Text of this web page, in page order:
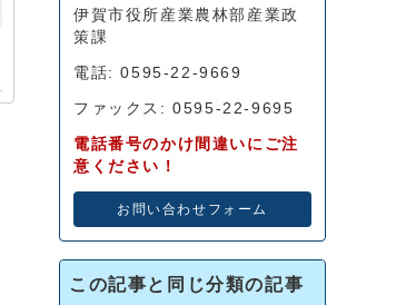
伊賀市役所産業農林部産業政
策課
電話: 0595-22-9669
ファックス: 0595-22-9695
電話番号のかけ間違いにご注
意ください！
お問い合わせフォーム
この記事と同じ分類の記事